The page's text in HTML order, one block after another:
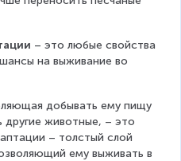
– это любые свойства
на выживание во
добывать ему пищу
другие животные, – это
– толстый слой
ему выживать в